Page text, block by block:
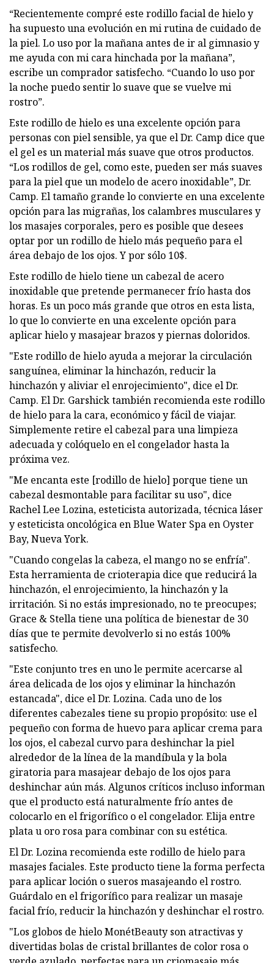
“Recientemente compré este rodillo facial de hielo y
ha supuesto una evolución en mi rutina de cuidado de
la piel. Lo uso por la mañana antes de ir al gimnasio y
me ayuda con mi cara hinchada por la mañana”,
escribe un comprador satisfecho. “Cuando lo uso por
la noche puedo sentir lo suave que se vuelve mi
rostro”.
Este rodillo de hielo es una excelente opción para
personas con piel sensible, ya que el Dr. Camp dice que
el gel es un material más suave que otros productos.
“Los rodillos de gel, como este, pueden ser más suaves
para la piel que un modelo de acero inoxidable”, Dr.
Camp. El tamaño grande lo convierte en una excelente
opción para las migrañas, los calambres musculares y
los masajes corporales, pero es posible que desees
optar por un rodillo de hielo más pequeño para el
área debajo de los ojos. Y por sólo 10$.
Este rodillo de hielo tiene un cabezal de acero
inoxidable que pretende permanecer frío hasta dos
horas. Es un poco más grande que otros en esta lista,
lo que lo convierte en una excelente opción para
aplicar hielo y masajear brazos y piernas doloridos.
"Este rodillo de hielo ayuda a mejorar la circulación
sanguínea, eliminar la hinchazón, reducir la
hinchazón y aliviar el enrojecimiento", dice el Dr.
Camp. El Dr. Garshick también recomienda este rodillo
de hielo para la cara, económico y fácil de viajar.
Simplemente retire el cabezal para una limpieza
adecuada y colóquelo en el congelador hasta la
próxima vez.
"Me encanta este [rodillo de hielo] porque tiene un
cabezal desmontable para facilitar su uso", dice
Rachel Lee Lozina, esteticista autorizada, técnica láser
y esteticista oncológica en Blue Water Spa en Oyster
Bay, Nueva York.
"Cuando congelas la cabeza, el mango no se enfría".
Esta herramienta de crioterapia dice que reducirá la
hinchazón, el enrojecimiento, la hinchazón y la
irritación. Si no estás impresionado, no te preocupes;
Grace & Stella tiene una política de bienestar de 30
días que te permite devolverlo si no estás 100%
satisfecho.
"Este conjunto tres en uno le permite acercarse al
área delicada de los ojos y eliminar la hinchazón
estancada", dice el Dr. Lozina. Cada uno de los
diferentes cabezales tiene su propio propósito: use el
pequeño con forma de huevo para aplicar crema para
los ojos, el cabezal curvo para deshinchar la piel
alrededor de la línea de la mandíbula y la bola
giratoria para masajear debajo de los ojos para
deshinchar aún más. Algunos críticos incluso informan
que el producto está naturalmente frío antes de
colocarlo en el frigorífico o el congelador. Elija entre
plata u oro rosa para combinar con su estética.
El Dr. Lozina recomienda este rodillo de hielo para
masajes faciales. Este producto tiene la forma perfecta
para aplicar loción o sueros masajeando el rostro.
Guárdalo en el frigorífico para realizar un masaje
facial frío, reducir la hinchazón y deshinchar el rostro.
"Los globos de hielo MonétBeauty son atractivas y
divertidas bolas de cristal brillantes de color rosa o